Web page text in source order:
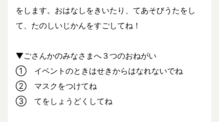
をします。おはなしをきいたり、てあそびうたをし
て、たのしいじかんをすごしてね！
▼ごさんかのみなさまへ３つのおねがい
① イベントのときはせきからはなれないでね
② マスクをつけてね
③ てをしょうどくしてね